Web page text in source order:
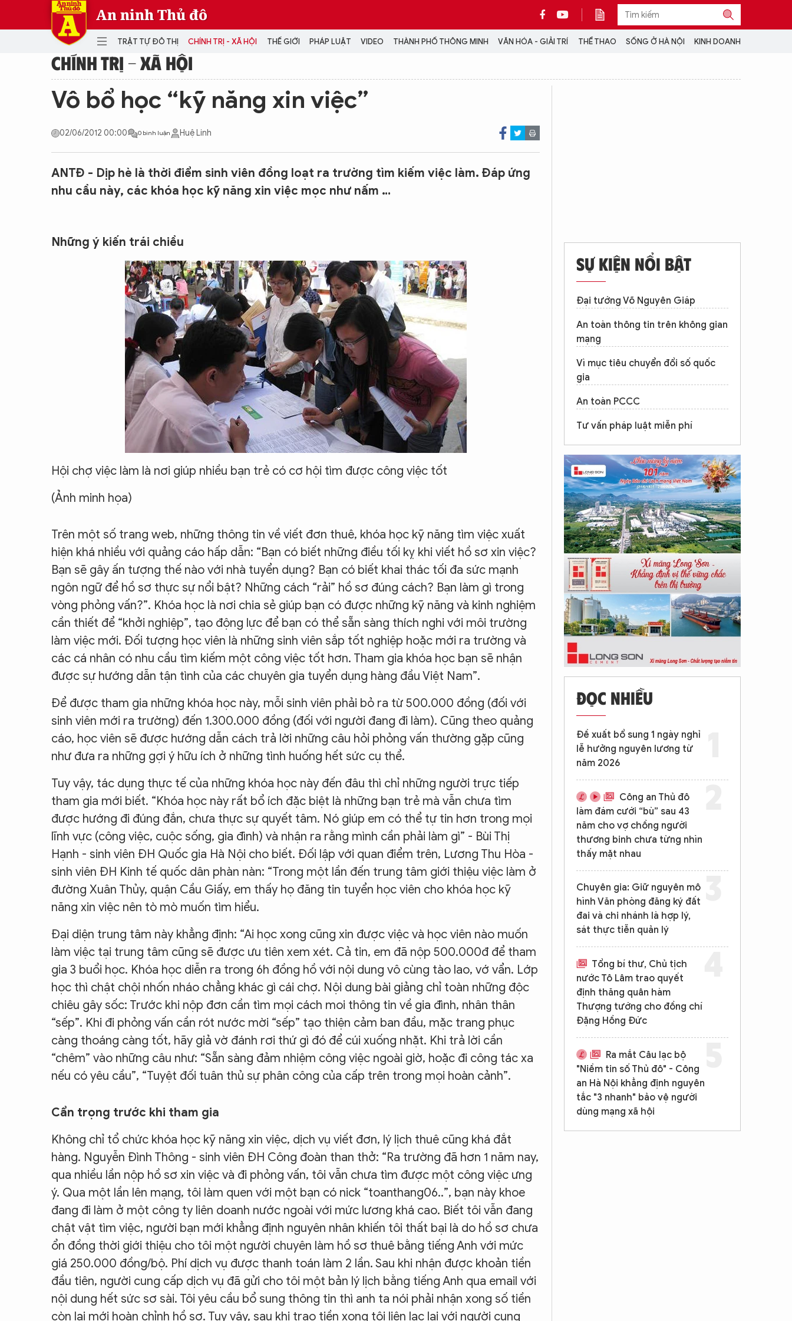
An ninh Thủ đô
TRẬT TỰ ĐÔ THỊ CHÍNH TRỊ - XÃ HỘI THẾ GIỚI PHÁP LUẬT VIDEO THÀNH PHỐ THÔNG MINH VĂN HÓA - GIẢI TRÍ THỂ THAO SỐNG Ở HÀ NỘI KINH DOANH
TRẬT TỰ ĐÔ THỊ CHÍNH TRỊ - XÃ HỘI
THẾ GIỚI
Quân sự
THÀNH PHỐ THÔNG MINH
VĂN HÓA - GIẢI TRÍ
THỂ THAO
SỐNG Ở HÀ NỘI
KINH DOANH
MULTIMEDIA
Infographic
CON ĐƯỜNG KHỞI NGHIỆP
LONGFORM
INFOGRAPHIC
CHÍNH TRỊ - XÃ HỘI
Vô bổ học “kỹ năng xin việc”
02/06/2012 00:00 0 bình luận Huệ Linh
ANTĐ - Dịp hè là thời điểm sinh viên đồng loạt ra trường tìm kiếm việc làm. Đáp ứng
nhu cầu này, các khóa học kỹ năng xin việc mọc như nấm …
Những ý kiến trái chiều
Hội chợ việc làm là nơi giúp nhiều bạn trẻ có cơ hội tìm được công việc tốt
(Ảnh minh họa)
Trên một số trang web, những thông tin về viết đơn thuê, khóa học kỹ năng tìm việc xuất
hiện khá nhiều với quảng cáo hấp dẫn: “Bạn có biết những điều tối kỵ khi viết hồ sơ xin việc?
Bạn sẽ gây ấn tượng thế nào với nhà tuyển dụng? Bạn có biết khai thác tối đa sức mạnh
ngôn ngữ để hồ sơ thực sự nổi bật? Những cách “rải” hồ sơ đúng cách? Bạn làm gì trong
vòng phỏng vấn?”. Khóa học là nơi chia sẻ giúp bạn có được những kỹ năng và kinh nghiệm
cần thiết để “khởi nghiệp”, tạo động lực để bạn có thể sẵn sàng thích nghi với môi trường
làm việc mới. Đối tượng học viên là những sinh viên sắp tốt nghiệp hoặc mới ra trường và
các cá nhân có nhu cầu tìm kiếm một công việc tốt hơn. Tham gia khóa học bạn sẽ nhận
được sự hướng dẫn tận tình của các chuyên gia tuyển dụng hàng đầu Việt Nam”.
Để được tham gia những khóa học này, mỗi sinh viên phải bỏ ra từ 500.000 đồng (đối với
sinh viên mới ra trường) đến 1.300.000 đồng (đối với người đang đi làm). Cũng theo quảng
cáo, học viên sẽ được hướng dẫn cách trả lời những câu hỏi phỏng vấn thường gặp cũng
như đưa ra những gợi ý hữu ích ở những tình huống hết sức cụ thể.
Tuy vậy, tác dụng thực tế của những khóa học này đến đâu thì chỉ những người trực tiếp
tham gia mới biết. “Khóa học này rất bổ ích đặc biệt là những bạn trẻ mà vẫn chưa tìm
được hướng đi đúng đắn, chưa thực sự quyết tâm. Nó giúp em có thể tự tin hơn trong mọi
lĩnh vực (công việc, cuộc sống, gia đình) và nhận ra rằng mình cần phải làm gì” - Bùi Thị
Hạnh - sinh viên ĐH Quốc gia Hà Nội cho biết. Đối lập với quan điểm trên, Lương Thu Hòa -
sinh viên ĐH Kinh tế quốc dân phàn nàn: “Trong một lần đến trung tâm giới thiệu việc làm ở
đường Xuân Thủy, quận Cầu Giấy, em thấy họ đăng tin tuyển học viên cho khóa học kỹ
năng xin việc nên tò mò muốn tìm hiểu.
Đại diện trung tâm này khẳng định: “Ai học xong cũng xin được việc và học viên nào muốn
làm việc tại trung tâm cũng sẽ được ưu tiên xem xét. Cả tin, em đã nộp 500.000đ để tham
gia 3 buổi học. Khóa học diễn ra trong 6h đồng hồ với nội dung vô cùng tào lao, vớ vẩn. Lớp
học thì chật chội nhốn nháo chẳng khác gì cái chợ. Nội dung bài giảng chỉ toàn những độc
chiêu gây sốc: Trước khi nộp đơn cần tìm mọi cách moi thông tin về gia đình, nhân thân
“sếp”. Khi đi phỏng vấn cần rót nước mời “sếp” tạo thiện cảm ban đầu, mặc trang phục
càng thoáng càng tốt, hãy giả vờ đánh rơi thứ gì đó để cúi xuống nhặt. Khi trả lời cần
“chêm” vào những câu như: “Sẵn sàng đảm nhiệm công việc ngoài giờ, hoặc đi công tác xa
nếu có yêu cầu”, “Tuyệt đối tuân thủ sự phân công của cấp trên trong mọi hoàn cảnh”.
Cẩn trọng trước khi tham gia
Không chỉ tổ chức khóa học kỹ năng xin việc, dịch vụ viết đơn, lý lịch thuê cũng khá đắt
hàng. Nguyễn Đình Thông - sinh viên ĐH Công đoàn than thở: “Ra trường đã hơn 1 năm nay,
qua nhiều lần nộp hồ sơ xin việc và đi phỏng vấn, tôi vẫn chưa tìm được một công việc ưng
ý. Qua một lần lên mạng, tôi làm quen với một bạn có nick “toanthang06..”, bạn này khoe
đang đi làm ở một công ty liên doanh nước ngoài với mức lương khá cao. Biết tôi vẫn đang
chật vật tìm việc, người bạn mới khẳng định nguyên nhân khiến tôi thất bại là do hồ sơ chưa
ổn đồng thời giới thiệu cho tôi một người chuyên làm hồ sơ thuê bằng tiếng Anh với mức
giá 250.000 đồng/bộ. Phí dịch vụ được thanh toán làm 2 lần. Sau khi nhận được khoản tiền
đầu tiên, người cung cấp dịch vụ đã gửi cho tôi một bản lý lịch bằng tiếng Anh qua email với
nội dung hết sức sơ sài. Tôi yêu cầu bổ sung thông tin thì anh ta nói phải nhận xong số tiền
còn lại mới hoàn chỉnh hồ sơ. Tuy vậy, sau khi trao tiền xong tôi liên lạc lại với người cung
SỰ KIỆN NỔI BẬT
Đại tướng Võ Nguyên Giáp
An toàn thông tin trên không gian
mạng
Vì mục tiêu chuyển đổi số quốc
gia
An toàn PCCC
Tư vấn pháp luật miễn phí
ĐỌC NHIỀU
Đề xuất bổ sung 1 ngày nghỉ
lễ hưởng nguyên lương từ
năm 2026
Công an Thủ đô
làm đám cưới “bù” sau 43
năm cho vợ chồng người
thương binh chưa từng nhìn
thấy mặt nhau
Chuyên gia: Giữ nguyên mô
hình Văn phòng đăng ký đất
đai và chi nhánh là hợp lý,
sát thực tiễn quản lý
Tổng bí thư, Chủ tịch
nước Tô Lâm trao quyết
định thăng quân hàm
Thượng tướng cho đồng chí
Đặng Hồng Đức
Ra mắt Câu lạc bộ
"Niềm tin số Thủ đô" - Công
an Hà Nội khẳng định nguyên
tắc "3 nhanh" bảo vệ người
dùng mạng xã hội